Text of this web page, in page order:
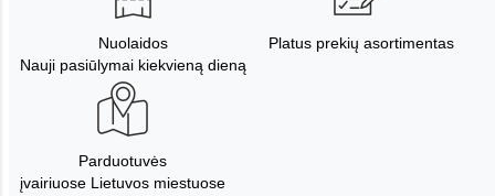
Nuolaidos
Nauji pasiūlymai kiekvieną dieną
Platus prekių asortimentas
Parduotuvės
įvairiuose Lietuvos miestuose